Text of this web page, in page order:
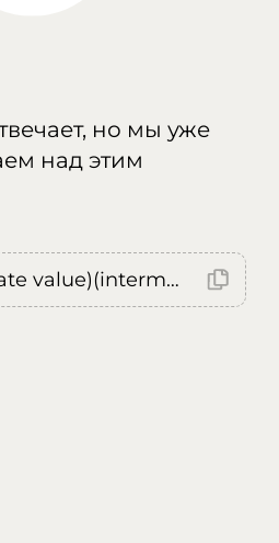
но мы уже
над этим
Error: (intermediate value)(intermediate value)(intermediate value).replaceAll is not a function